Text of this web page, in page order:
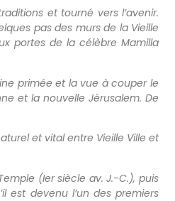
et tourné vers l’avenir.
pas des murs de la Vieille
portes de la célèbre Mamilla
primée et la vue à couper le
et la nouvelle Jérusalem. De
et vital entre Vieille Ville et
(Ier siècle av. J.-C.), puis
est devenu l’un des premiers